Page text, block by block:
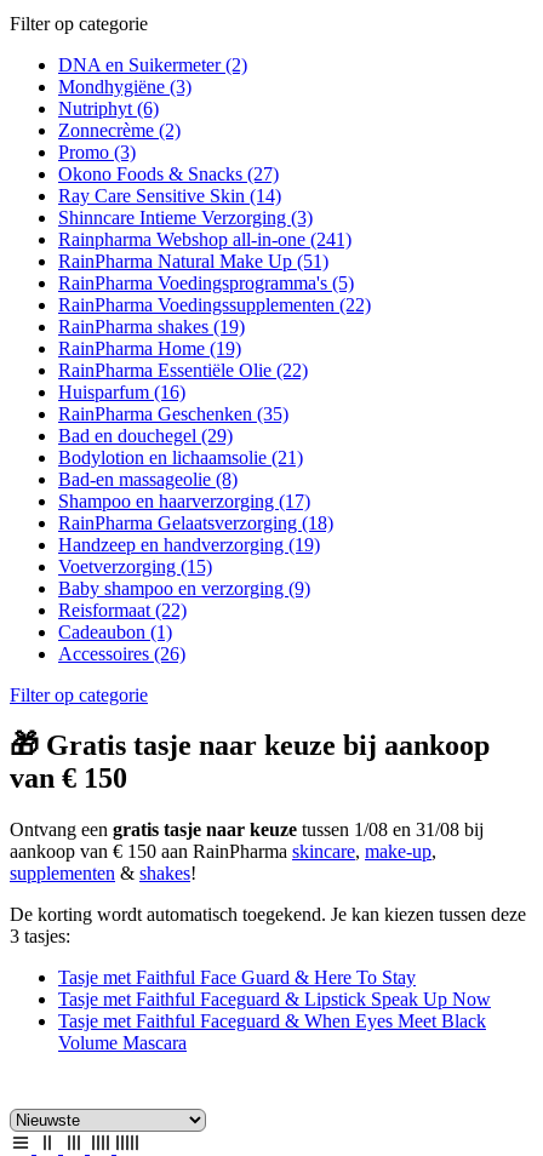
Filter op categorie
DNA en Suikermeter(2)
Mondhygiëne (3)
Nutriphyt (6)
Zonnecrème (2)
Promo (3)
Okono Foods & Snacks (27)
Ray Care Sensitive Skin (14)
Shinncare Intieme Verzorging (3)
Rainpharma Webshop all-in-one (241)
RainPharma Natural Make Up (51)
RainPharma Voedingsprogramma's (5)
RainPharma Voedingssupplementen (22)
RainPharma shakes (19)
RainPharma Home (19)
RainPharma Essentiële Olie (22)
Huisparfum (16)
RainPharma Geschenken (35)
Bad en douchegel (29)
Bodylotion en lichaamsolie (21)
Bad-en massageolie (8)
Shampoo en haarverzorging (17)
RainPharma Gelaatsverzorging (18)
Handzeep en handverzorging (19)
Voetverzorging (15)
Baby shampoo en verzorging (9)
Reisformaat (22)
Cadeaubon (1)
Accessoires (26)
Filter op categorie
🎁 Gratis tasje naar keuze bij aankoop
van € 150
Ontvang een gratis tasje naar keuze tussen 1/08 en 31/08 bij
aankoop van € 150 aan RainPharma skincare, make-up,
supplementen & shakes!
De korting wordt automatisch toegekend. Je kan kiezen tussen deze
3 tasjes:
Tasje met Faithful Face Guard & Here To Stay
Tasje met Faithful Faceguard & Lipstick Speak Up Now
Tasje met Faithful Faceguard & When Eyes Meet Black
Volume Mascara